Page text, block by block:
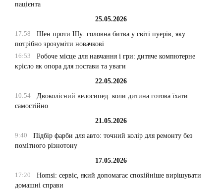
пацієнта
25.05.2026
17:58
Шен проти Шу: головна битва у світі пуерів, яку
потрібно зрозуміти новачкові
16:53
Робоче місце для навчання і гри: дитяче компютерне
крісло як опора для постави та уваги
22.05.2026
10:54
Двоколісний велосипед: коли дитина готова їхати
самостійно
21.05.2026
9:40
Підбір фарби для авто: точний колір для ремонту без
помітного різнотону
17.05.2026
17:20
Homsi: сервіс, який допомагає спокійніше вирішувати
домашні справи